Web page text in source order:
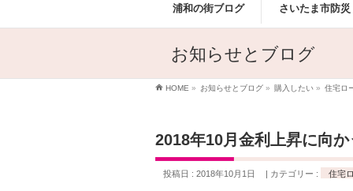
浦和の街ブログ さいたま市防災
お知らせとブログ
HOME » お知らせとブログ » 購入したい » 住宅ロ
2018年10月金利上昇に向
投稿日 : 2018年10月1日 カテゴリー : 住宅